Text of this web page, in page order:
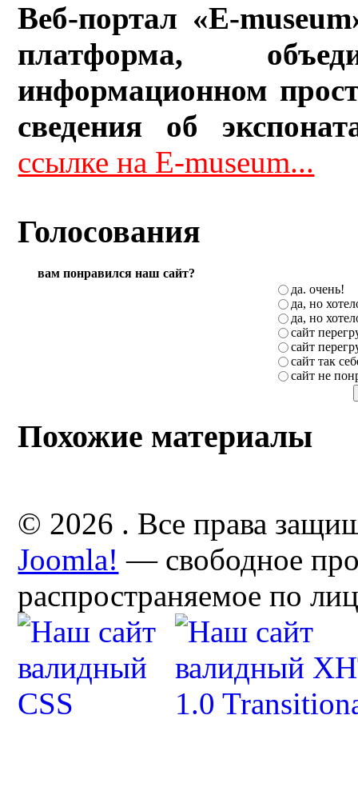
Веб-портал «E-
платформа,
информационном
сведения об
ссылке на E-museum...
Голосования
вам понравился наш сайт?
да. очень!
да, но
да, но
сайт
сайт
сайт так
сайт не
Похожие материалы
© 2026 . Все права
Joomla! — свободное
распространяемое по